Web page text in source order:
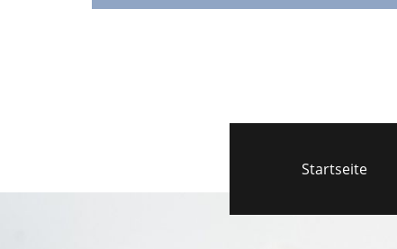
Startseite